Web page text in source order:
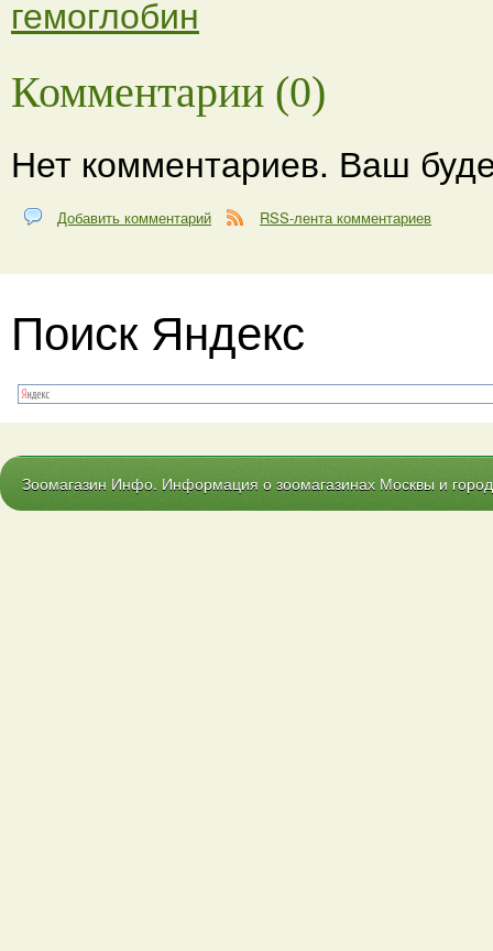
гемоглобин
Комментарии (0)
Нет комментариев. Ваш
Добавить комментарий RSS-лента комментариев
Поиск Яндекс
Зоомагазин Инфо. Информация о зоомагазинах Москвы и